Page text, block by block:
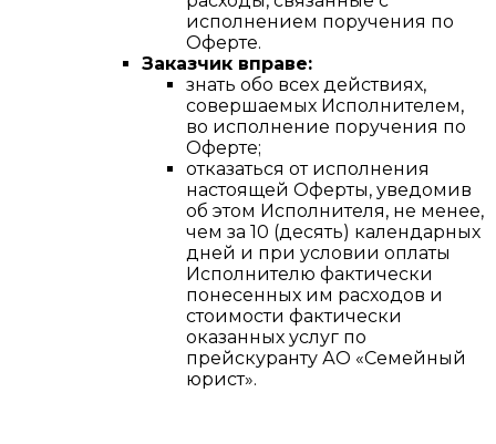
исполнением поручения по
Оферте.
Заказчик вправе:
знать обо всех действиях,
совершаемых Исполнителем,
во исполнение поручения по
Оферте;
отказаться от исполнения
настоящей Оферты, уведомив
об этом Исполнителя, не менее,
чем за 10 (десять) календарных
дней и при условии оплаты
Исполнителю фактически
понесенных им расходов и
стоимости фактически
оказанных услуг по
прейскуранту АО «Семейный
юрист».